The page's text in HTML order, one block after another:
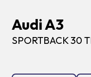
Audi A3
SPORTBACK 30